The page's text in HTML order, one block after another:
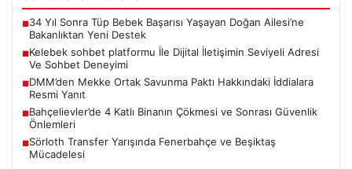
■34 Yıl Sonra Tüp Bebek Başarısı Yaşayan Doğan Ailesi’ne
Bakanlıktan Yeni Destek
■Kelebek sohbet platformu İle Dijital İletişimin Seviyeli Adresi
Ve Sohbet Deneyimi
■DMM’den Mekke Ortak Savunma Paktı Hakkındaki İddialara
Resmi Yanıt
■Bahçelievler’de 4 Katlı Binanın Çökmesi ve Sonrası Güvenlik
Önlemleri
■Sörloth Transfer Yarışında Fenerbahçe ve Beşiktaş
Mücadelesi